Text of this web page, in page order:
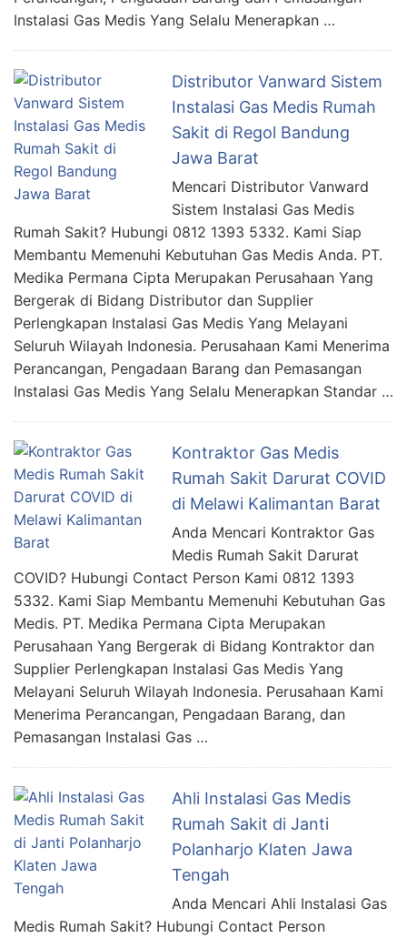
Instalasi Gas Medis Yang Selalu Menerapkan …
Distributor Vanward Sistem
Instalasi Gas Medis Rumah
Sakit di Regol Bandung
Jawa Barat
Mencari Distributor Vanward
Sistem Instalasi Gas Medis
Rumah Sakit? Hubungi 0812 1393 5332. Kami Siap
Membantu Memenuhi Kebutuhan Gas Medis Anda. PT.
Medika Permana Cipta Merupakan Perusahaan Yang
Bergerak di Bidang Distributor dan Supplier
Perlengkapan Instalasi Gas Medis Yang Melayani
Seluruh Wilayah Indonesia. Perusahaan Kami Menerima
Perancangan, Pengadaan Barang dan Pemasangan
Instalasi Gas Medis Yang Selalu Menerapkan Standar …
Kontraktor Gas Medis
Rumah Sakit Darurat COVID
di Melawi Kalimantan Barat
Anda Mencari Kontraktor Gas
Medis Rumah Sakit Darurat
COVID? Hubungi Contact Person Kami 0812 1393
5332. Kami Siap Membantu Memenuhi Kebutuhan Gas
Medis. PT. Medika Permana Cipta Merupakan
Perusahaan Yang Bergerak di Bidang Kontraktor dan
Supplier Perlengkapan Instalasi Gas Medis Yang
Melayani Seluruh Wilayah Indonesia. Perusahaan Kami
Menerima Perancangan, Pengadaan Barang, dan
Pemasangan Instalasi Gas …
Ahli Instalasi Gas Medis
Rumah Sakit di Janti
Polanharjo Klaten Jawa
Tengah
Anda Mencari Ahli Instalasi Gas
Medis Rumah Sakit? Hubungi Contact Person